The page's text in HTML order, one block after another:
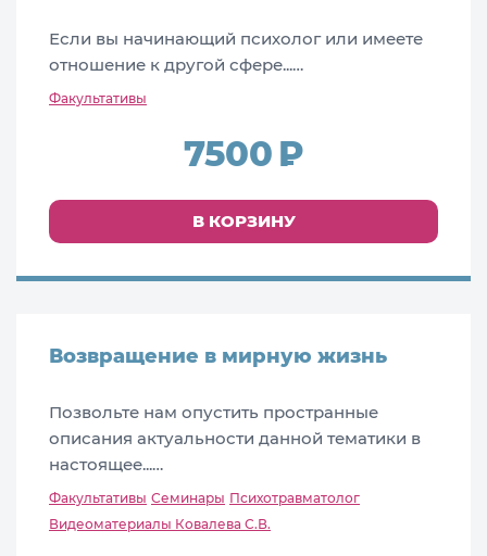
Если вы начинающий психолог или имеете
отношение к другой сфере...…
Факультативы
7500
В КОРЗИНУ
Возвращение в мирную жизнь
Позвольте нам опустить пространные
описания актуальности данной тематики в
настоящее...…
Факультативы Семинары Психотравматолог
Видеоматериалы Ковалева С.В.